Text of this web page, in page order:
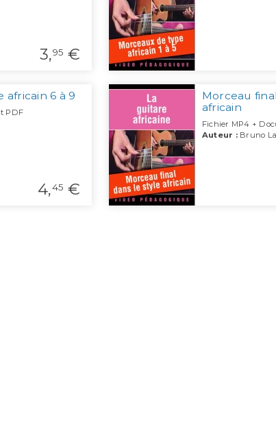
3,95 €
africain 6 à 9
PDF
4,45 €
Morceau
africain
Fichier MP4 +
Auteur :Bruno